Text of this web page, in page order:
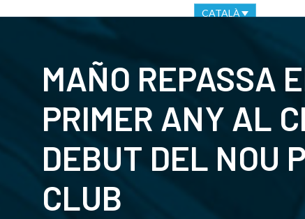
CATALÀ
MAÑO REPASSA
PRIMER ANY AL
DEBUT DEL NOU
CLUB